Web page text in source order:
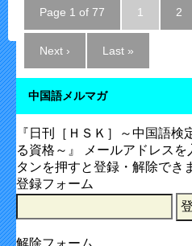
Page 1 of 77 1 2
Next › Last »
中国語メルマガ
『日刊［ＨＳＫ］～中国語検
る資格～』 メールアドレスを
タンを押すと登録・解除でき
登録フォーム
解除フォーム